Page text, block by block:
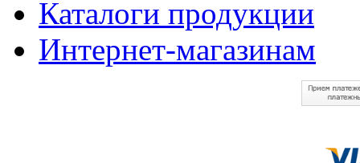
Каталоги продукции
Интернет-магазинам